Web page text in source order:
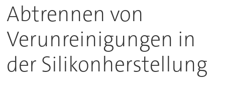
Abtrennen von
Verunreinigungen in
der Silikonherstellung